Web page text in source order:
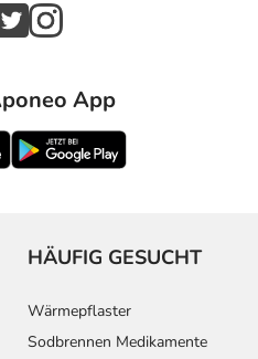
App
HÄUFIG GESUCHT
Wärmepflaster
Sodbrennen Medikamente